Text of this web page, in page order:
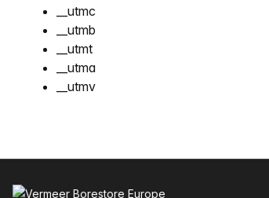
__utmc
__utmb
__utmt
__utma
__utmv